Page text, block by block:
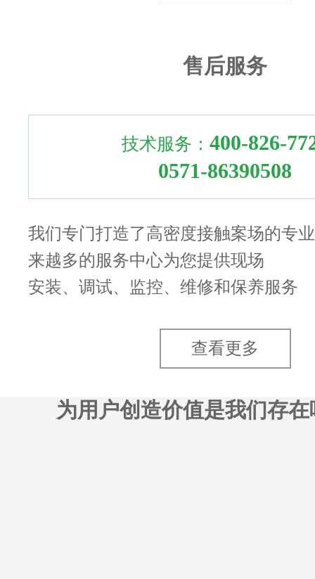
售后服务
技术服务： 400-826-
0571-86390508
我们专门打造了高密度接触案场的专
来越多的服务中心为您提供现场
安装、调试、监控、维修和保养服务
查看更多
为用户创造价值是我们存